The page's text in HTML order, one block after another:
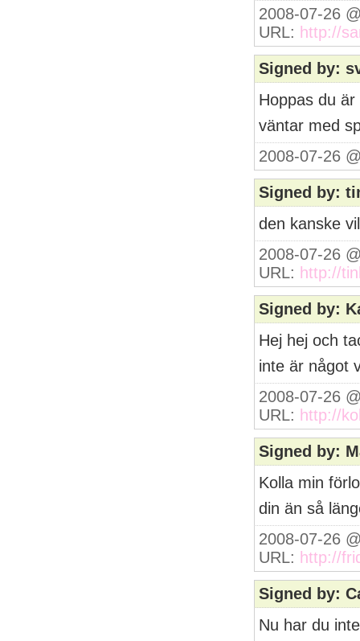
2008-07-26
URL: http://
Signed by:
Hoppas du
väntar med
2008-07-26
Signed by:
den kanske
2008-07-26
URL: http://
Signed by:
Hej hej och
inte är något
2008-07-26
URL: http://
Signed by:
Kolla min
din än så
2008-07-26
URL: http://
Signed by:
Nu har du